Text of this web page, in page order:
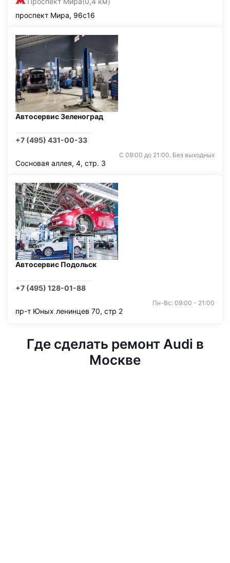
проспект Мира, 96с16
Автосервис Зеленоград
+7 (495) 431-00-33
С 09:00 до 21:00. Без выходных
Сосновая аллея, 4, стр. 3
Автосервис Подольск
+7 (495) 128-01-88
Пн-Вс: 09:00 - 21:00
пр-т Юных ленинцев 70, стр 2
Где сделать ремонт Audi в
Москве